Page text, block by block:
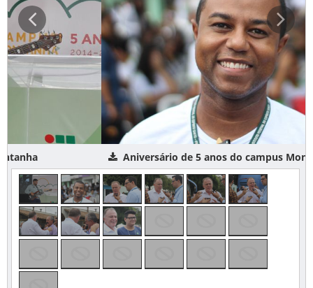
Aniversário de 5 anos do campus Montanha